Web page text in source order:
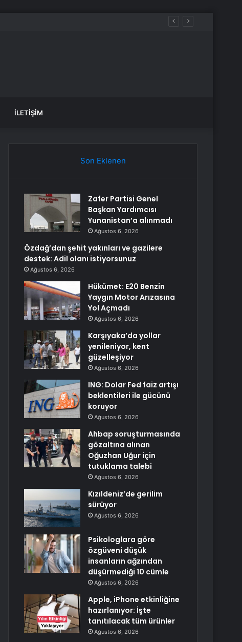
İLETIŞIM
Son Eklenen
Zafer Partisi Genel
Başkan Yardımcısı
Yunanistan’a alınmadı
Ağustos 6, 2026
Özdağ’dan şehit yakınları ve gazilere
destek: Adil olanı istiyorsunuz
Ağustos 6, 2026
Hükümet: E20 Benzin
Yaygın Motor Arızasına
Yol Açmadı
Ağustos 6, 2026
Karşıyaka’da yollar
yenileniyor, kent
güzelleşiyor
Ağustos 6, 2026
ING: Dolar Fed faiz artışı
beklentileri ile gücünü
koruyor
Ağustos 6, 2026
Ahbap soruşturmasında
gözaltına alınan
Oğuzhan Uğur için
tutuklama talebi
Ağustos 6, 2026
Kızıldeniz’de gerilim
sürüyor
Ağustos 6, 2026
Psikologlara göre
özgüveni düşük
insanların ağzından
düşürmediği 10 cümle
Ağustos 6, 2026
Apple, iPhone etkinliğine
hazırlanıyor: İşte
tanıtılacak tüm ürünler
Ağustos 6, 2026